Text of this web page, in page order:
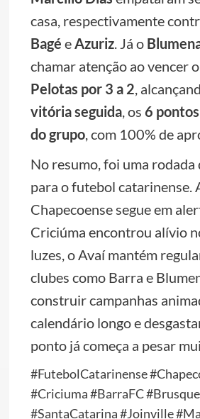
casa, respectivamente
Bagé eAzuriz. Já o
chamar atenção ao vencer o
Pelotas por 3 a 2,
vitória seguida, os 6 pontos
do grupo, com 100% de
No resumo, foi uma rodada
para o futebol catarinense.
Chapecoense segue em
Criciúma encontrou alívio
luzes, o Avaí mantém
clubes como Barra e
construir campanhas
calendário longo e
ponto já começa a pesar
#FutebolCatarinense
#Criciuma #BarraFC
#SantaCatarina #Joinville